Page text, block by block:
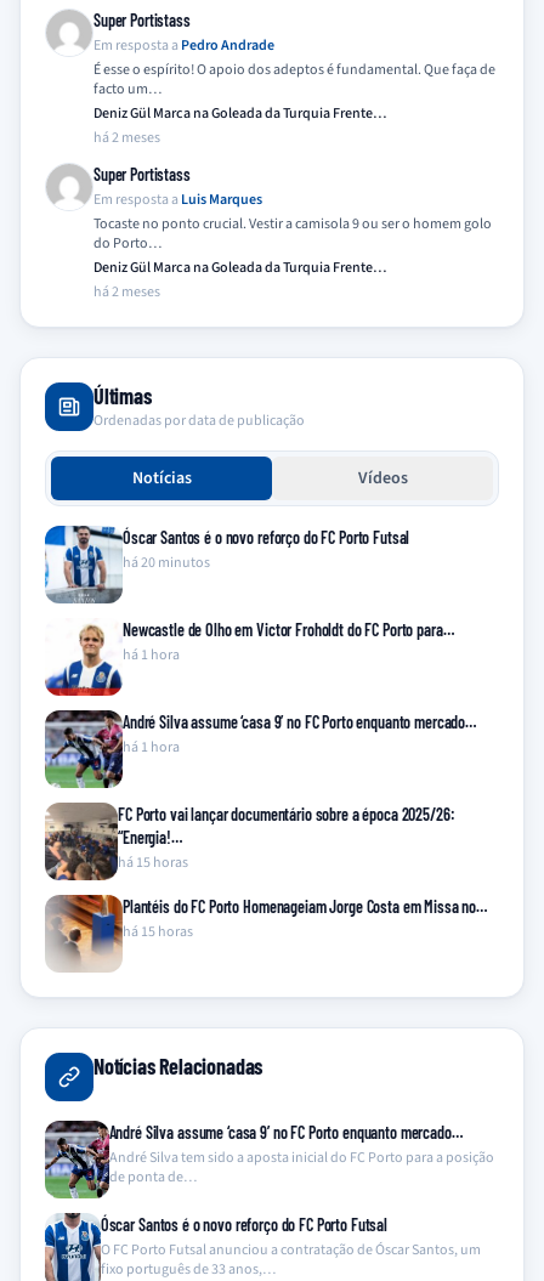
Super Portistass
Em resposta a Pedro Andrade
É esse o espírito! O apoio dos adeptos é fundamental. Que faça de
facto um…
Deniz Gül Marca na Goleada da Turquia Frente…
há 2 meses
Super Portistass
Em resposta a Luis Marques
Tocaste no ponto crucial. Vestir a camisola 9 ou ser o homem golo
do Porto…
Deniz Gül Marca na Goleada da Turquia Frente…
há 2 meses
Últimas
Ordenadas por data de publicação
Notícias Vídeos
Óscar Santos é o novo reforço do FC Porto Futsal
há 20 minutos
Newcastle de Olho em Victor Froholdt do FC Porto para…
há 1 hora
André Silva assume ‘casa 9’ no FC Porto enquanto mercado…
há 1 hora
FC Porto vai lançar documentário sobre a época 2025/26:
“Energia!…
há 15 horas
Plantéis do FC Porto Homenageiam Jorge Costa em Missa no…
há 15 horas
Notícias Relacionadas
André Silva assume ‘casa 9’ no FC Porto enquanto mercado…
André Silva tem sido a aposta inicial do FC Porto para a posição
de ponta de…
Óscar Santos é o novo reforço do FC Porto Futsal
O FC Porto Futsal anunciou a contratação de Óscar Santos, um
fixo português de 33 anos,…